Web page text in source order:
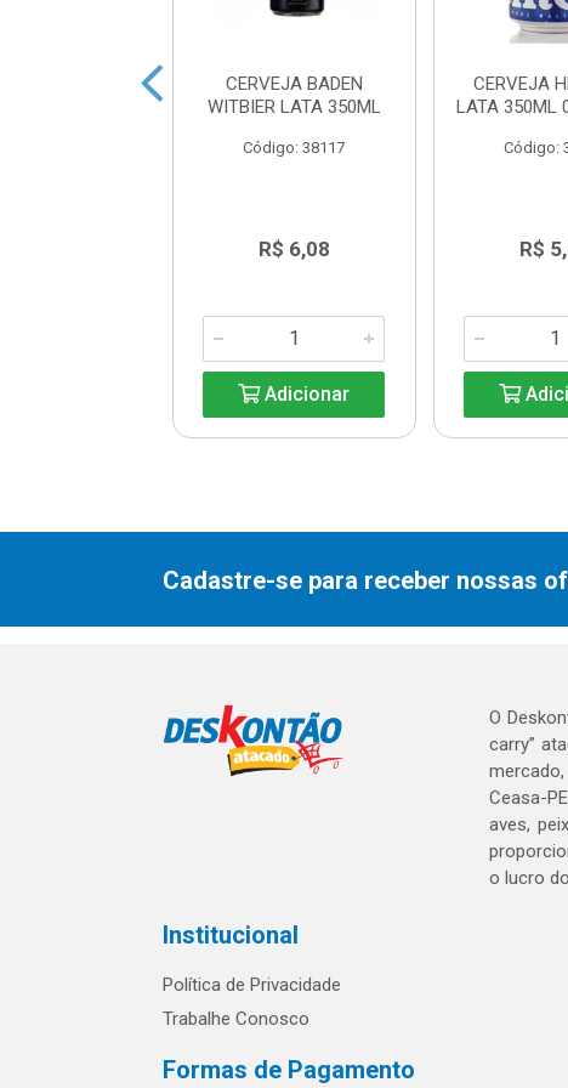
CERVEJA BADEN
WITBIER LATA 350ML
Código: 38117
R$ 6,08
Adicionar
CERVEJA
LATA 350ML
Código:
R$
Cadastre-se para receber nossas
O
carry”
Ceasa-
aves,
o lucro
Institucional
Política de Privacidade
Trabalhe Conosco
Formas de Pagamento